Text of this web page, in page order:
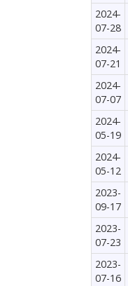
2024-
07-28
2024-
07-21
2024-
07-07
2024-
05-19
2024-
05-12
2023-
09-17
2023-
07-23
2023-
07-16